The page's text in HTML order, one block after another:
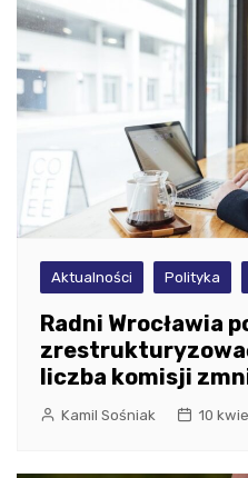
Aktualności Polityka
Radni Wrocławia
liczba komisji
Kamil Sośniak 10